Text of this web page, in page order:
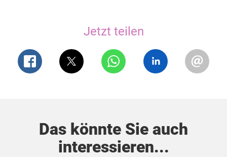
Jetzt teilen
Das könnte Sie auch
interessieren...